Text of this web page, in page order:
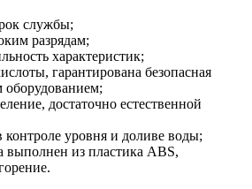
службы;
разрядам;
характеристик;
гарантирована безопасная
оборудованием;
достаточно естественной
уровня и доливе воды;
выполнен из пластика ABS,